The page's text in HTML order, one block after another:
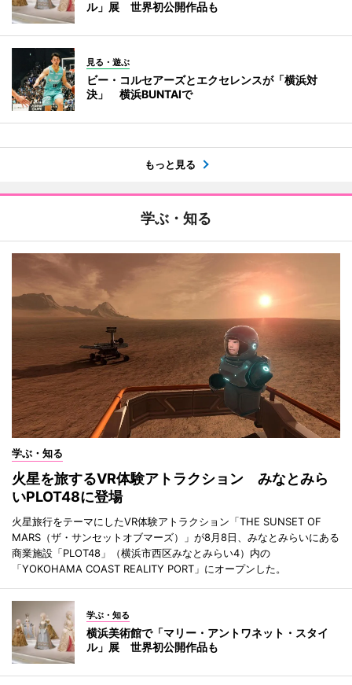
ル」展 世界初公開作品も
見る・遊ぶ
ビー・コルセアーズとエクセレンスが「横浜対
決」 横浜BUNTAIで
もっと見る
学ぶ・知る
学ぶ・知る
火星を旅するVR体験アトラクション みなとみら
いPLOT48に登場
火星旅行をテーマにしたVR体験アトラクション「THE SUNSET OF
MARS（ザ・サンセットオブマーズ）」が8月8日、みなとみらいにある
商業施設「PLOT48」（横浜市西区みなとみらい4）内の
「YOKOHAMA COAST REALITY PORT」にオープンした。
学ぶ・知る
横浜美術館で「マリー・アントワネット・スタイ
ル」展 世界初公開作品も